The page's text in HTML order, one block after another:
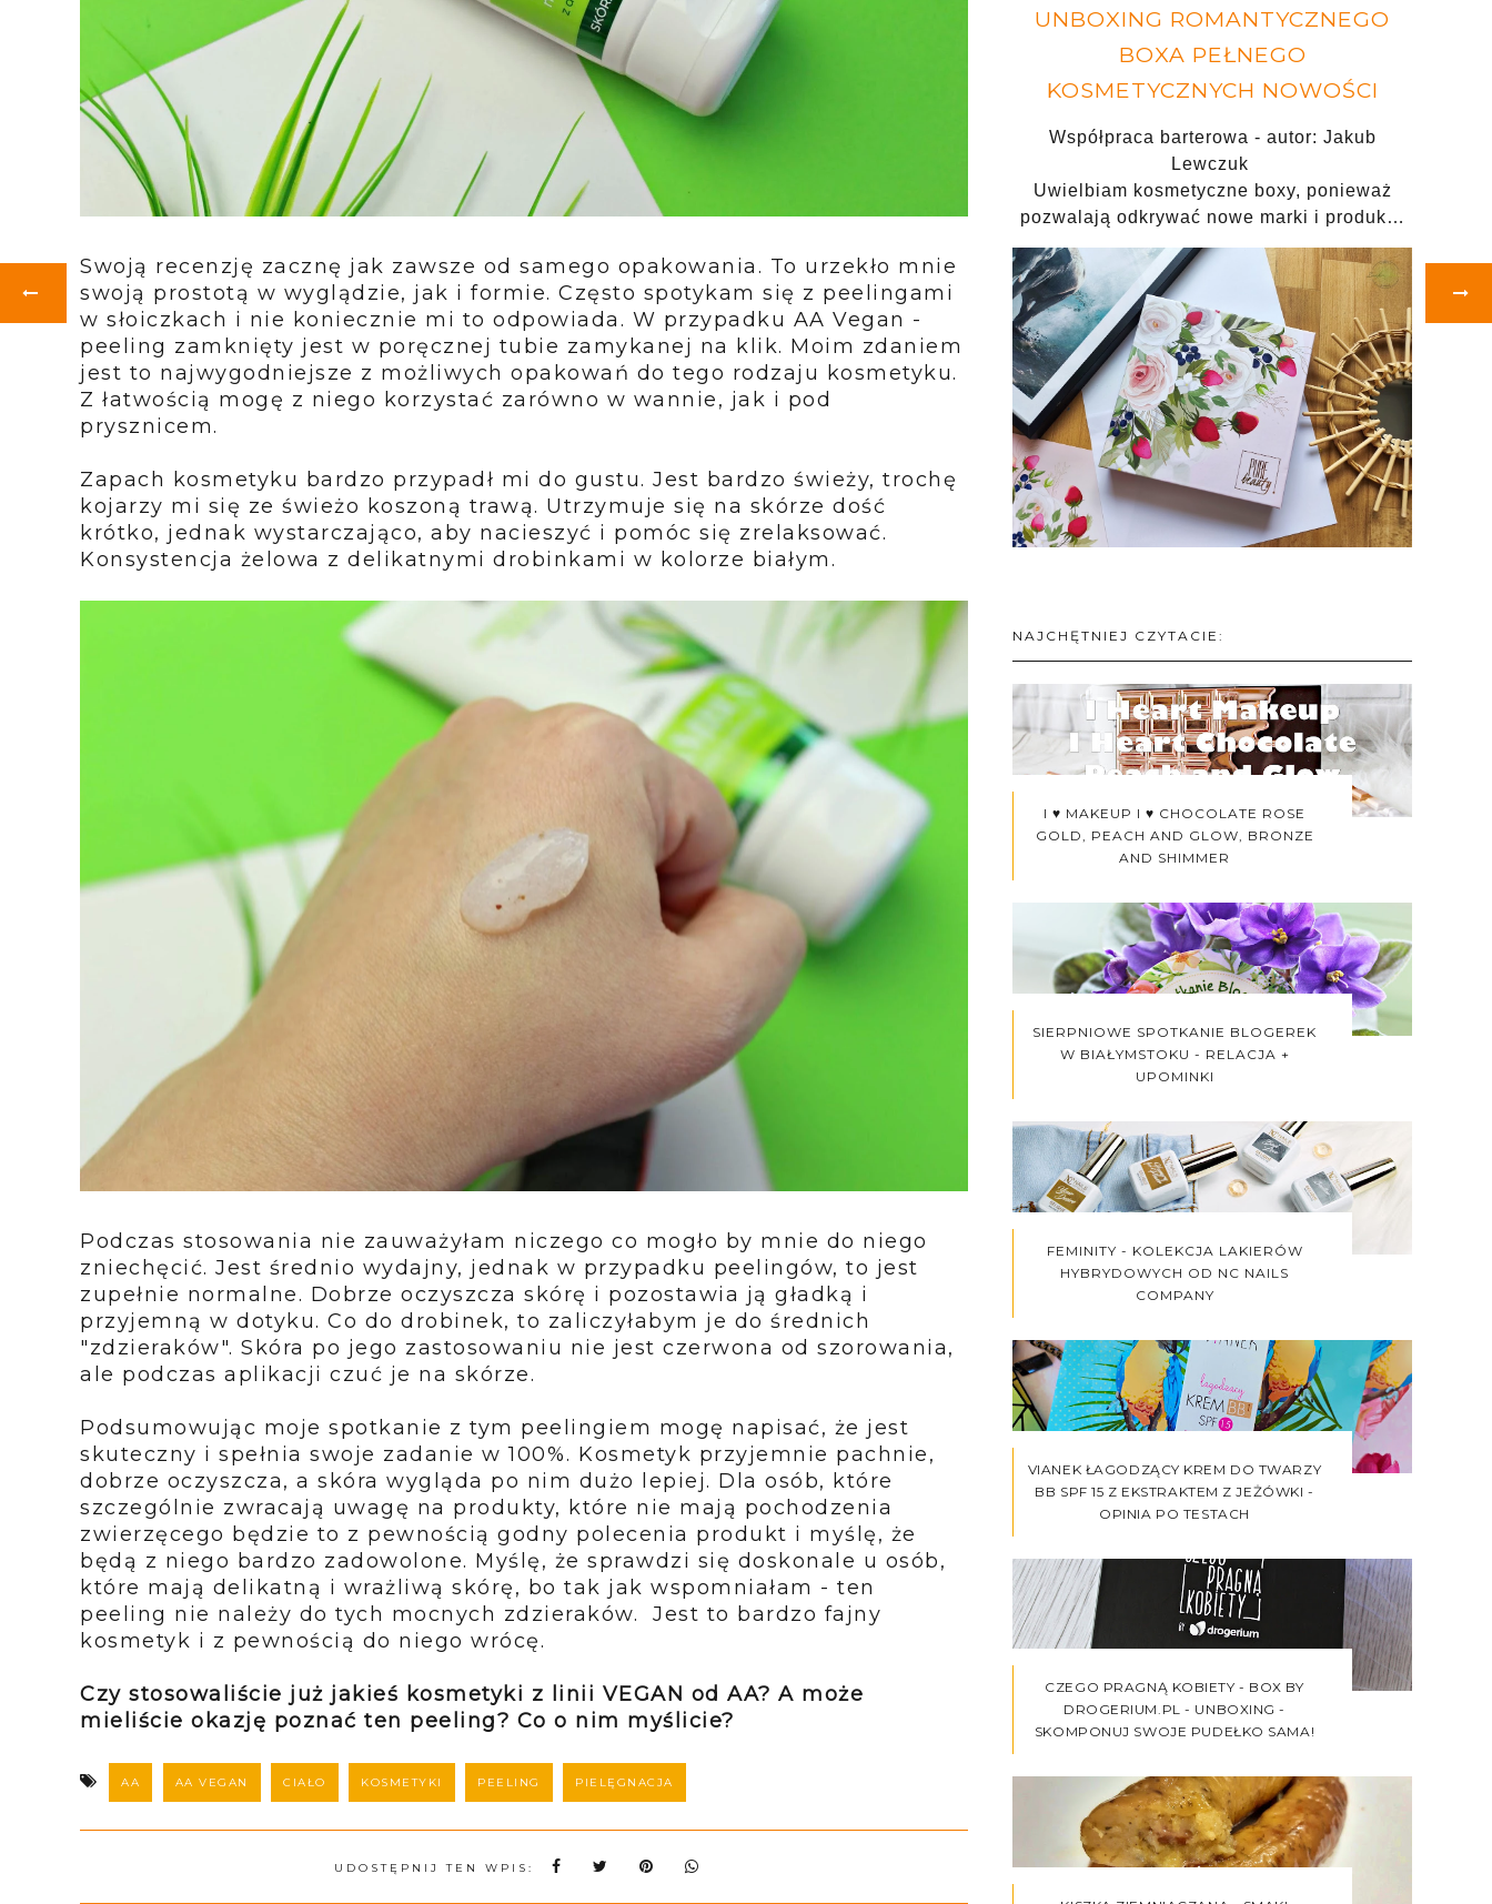
Swoją recenzję zacznę jak zawsze od samego opakowania. To urzekło mnie
swoją prostotą w wyglądzie, jak i formie. Często spotykam się z peelingami
w słoiczkach i nie koniecznie mi to odpowiada. W przypadku AA Vegan -
peeling zamknięty jest w poręcznej tubie zamykanej na klik. Moim zdaniem
jest to najwygodniejsze z możliwych opakowań do tego rodzaju kosmetyku.
Z łatwością mogę z niego korzystać zarówno w wannie, jak i pod
prysznicem.
Zapach kosmetyku bardzo przypadł mi do gustu. Jest bardzo świeży, trochę
kojarzy mi się ze świeżo koszoną trawą. Utrzymuje się na skórze dość
krótko, jednak wystarczająco, aby nacieszyć i pomóc się zrelaksować.
Konsystencja żelowa z delikatnymi drobinkami w kolorze białym.
Podczas stosowania nie zauważyłam niczego co mogło by mnie do niego
zniechęcić. Jest średnio wydajny, jednak w przypadku peelingów, to jest
zupełnie normalne. Dobrze oczyszcza skórę i pozostawia ją gładką i
przyjemną w dotyku. Co do drobinek, to zaliczyłabym je do średnich
"zdzieraków". Skóra po jego zastosowaniu nie jest czerwona od szorowania,
ale podczas aplikacji czuć je na skórze.
Podsumowując moje spotkanie z tym peelingiem mogę napisać, że jest
skuteczny i spełnia swoje zadanie w 100%. Kosmetyk przyjemnie pachnie,
dobrze oczyszcza, a skóra wygląda po nim dużo lepiej. Dla osób, które
szczególnie zwracają uwagę na produkty, które nie mają pochodzenia
zwierzęcego będzie to z pewnością godny polecenia produkt i myślę, że
będą z niego bardzo zadowolone. Myślę, że sprawdzi się doskonale u osób,
które mają delikatną i wrażliwą skórę, bo tak jak wspomniałam - ten
peeling nie należy do tych mocnych zdzieraków. Jest to bardzo fajny
kosmetyk i z pewnością do niego wrócę.
Czy stosowaliście już jakieś kosmetyki z linii VEGAN od AA? A może
mieliście okazję poznać ten peeling? Co o nim myślicie?
AA AA VEGAN CIAŁO KOSMETYKI PEELING PIELĘGNACJA
UDOSTĘPNIJ TEN WPIS:
UNBOXING ROMANTYCZNEGO
BOXA PEŁNEGO
KOSMETYCZNYCH NOWOŚCI
Współpraca barterowa - autor: Jakub
Lewczuk
Uwielbiam kosmetyczne boxy, ponieważ
pozwalają odkrywać nowe marki i produk…
NAJCHĘTNIEJ CZYTACIE:
I ♥ MAKEUP I ♥ CHOCOLATE ROSE
GOLD, PEACH AND GLOW, BRONZE
AND SHIMMER
SIERPNIOWE SPOTKANIE BLOGEREK
W BIAŁYMSTOKU - RELACJA +
UPOMINKI
FEMINITY - KOLEKCJA LAKIERÓW
HYBRYDOWYCH OD NC NAILS
COMPANY
VIANEK ŁAGODZĄCY KREM DO TWARZY
BB SPF 15 Z EKSTRAKTEM Z JEŻÓWKI -
OPINIA PO TESTACH
CZEGO PRAGNĄ KOBIETY - BOX BY
DROGERIUM.PL - UNBOXING -
SKOMPONUJ SWOJE PUDEŁKO SAMA!